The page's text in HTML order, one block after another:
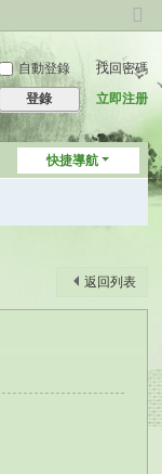
切
到
窄
自動登錄
找回密碼
登錄 立即注册
快捷導航
返回列表